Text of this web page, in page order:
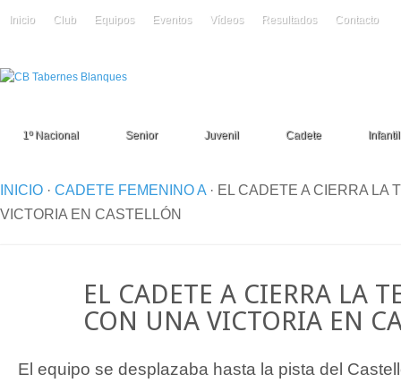
Inicio Club Equipos Eventos Vídeos Resultados Contacto
1º Nacional Senior Juvenil Cadete Infantil
INICIO · CADETE FEMENINO A · EL CADETE A CIERRA LA
VICTORIA EN CASTELLÓN
EL CADETE A CIERRA LA
CON UNA VICTORIA EN
El equipo se desplazaba hasta la pista del